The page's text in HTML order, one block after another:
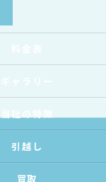
引越し
買取